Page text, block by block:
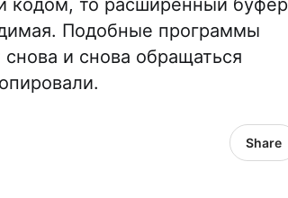
Подобные программы
и снова обращаться
Share